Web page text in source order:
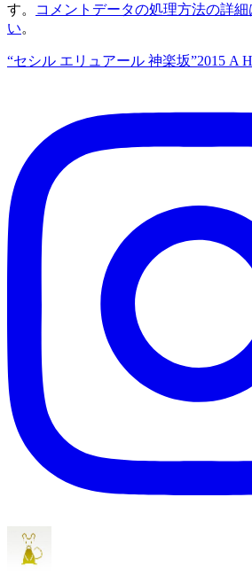
す。
コメントデータの処理方法の詳
い。
“セシル エリュアール 神楽坂”2015 A